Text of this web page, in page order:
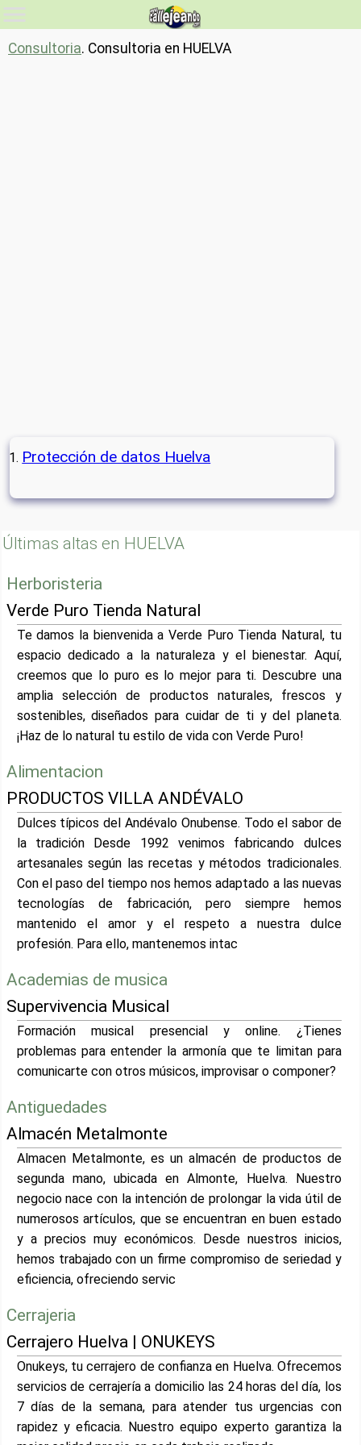
Consultoria. Consultoria en HUELVA
Protección de datos Huelva
Últimas altas en HUELVA
Herboristeria
Verde Puro Tienda Natural
Te damos la bienvenida a Verde Puro Tienda Natural, tu
espacio dedicado a la naturaleza y el bienestar. Aquí,
creemos que lo puro es lo mejor para ti. Descubre una
amplia selección de productos naturales, frescos y
sostenibles, diseñados para cuidar de ti y del planeta.
¡Haz de lo natural tu estilo de vida con Verde Puro!
Alimentacion
PRODUCTOS VILLA ANDÉVALO
Dulces típicos del Andévalo Onubense. Todo el sabor de
la tradición Desde 1992 venimos fabricando dulces
artesanales según las recetas y métodos tradicionales.
Con el paso del tiempo nos hemos adaptado a las nuevas
tecnologías de fabricación, pero siempre hemos
mantenido el amor y el respeto a nuestra dulce
profesión. Para ello, mantenemos intac
Academias de musica
Supervivencia Musical
Formación musical presencial y online. ¿Tienes
problemas para entender la armonía que te limitan para
comunicarte con otros músicos, improvisar o componer?
Antiguedades
Almacén Metalmonte
Almacen Metalmonte, es un almacén de productos de
segunda mano, ubicada en Almonte, Huelva. Nuestro
negocio nace con la intención de prolongar la vida útil de
numerosos artículos, que se encuentran en buen estado
y a precios muy económicos. Desde nuestros inicios,
hemos trabajado con un firme compromiso de seriedad y
eficiencia, ofreciendo servic
Cerrajeria
Cerrajero Huelva | ONUKEYS
Onukeys, tu cerrajero de confianza en Huelva. Ofrecemos
servicios de cerrajería a domicilio las 24 horas del día, los
7 días de la semana, para atender tus urgencias con
rapidez y eficacia. Nuestro equipo experto garantiza la